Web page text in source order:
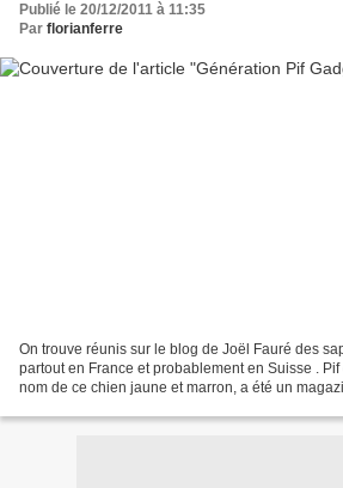
Publié le 20/12/2011 à 11:35
Par florianferre
On trouve réunis sur le blog de Joël Fauré des
partout en France et probablement en Suisse .
nom de ce chien jaune et marron, a été un